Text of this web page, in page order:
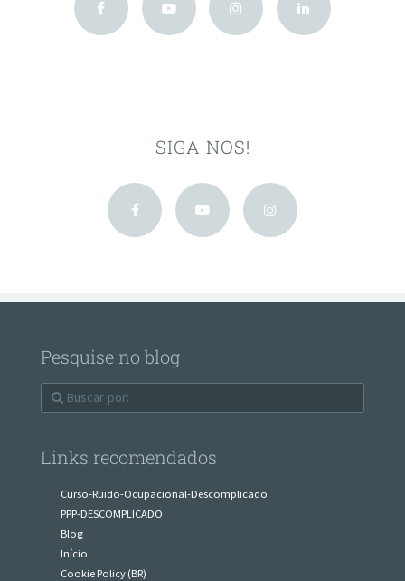
SIGA NOS!
Pesquise no blog
Links recomendados
Curso-Ruido-Ocupacional-Descomplicado
PPP-DESCOMPLICADO
Blog
Início
Cookie Policy (BR)